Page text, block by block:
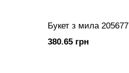
Букет з мила 205677
380.65 грн